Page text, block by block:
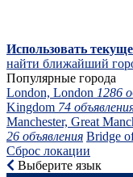
Использовать
найти ближайший
Популярные города
London, London 1286
Kingdom 74
Manchester, Great
26 объявления Bridge
Сброс локации
Выберите язык